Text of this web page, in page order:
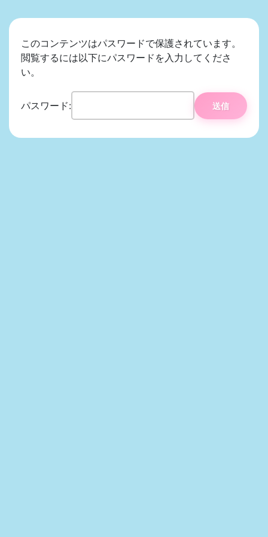
このコンテンツはパスワードで保護されています。
閲覧するには以下にパスワードを入力してくださ
い。
パスワード: